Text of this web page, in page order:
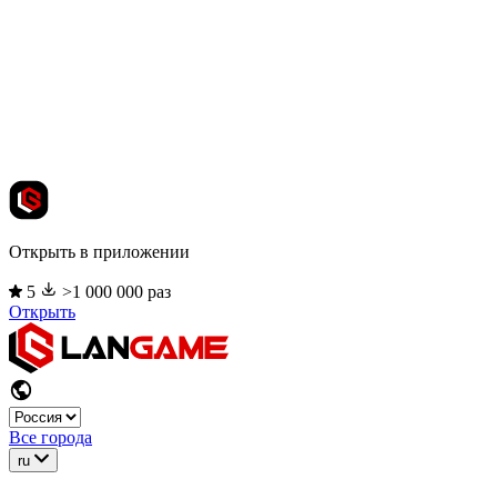
Открыть в приложении
5
>1 000 000 раз
Открыть
Все города
ru